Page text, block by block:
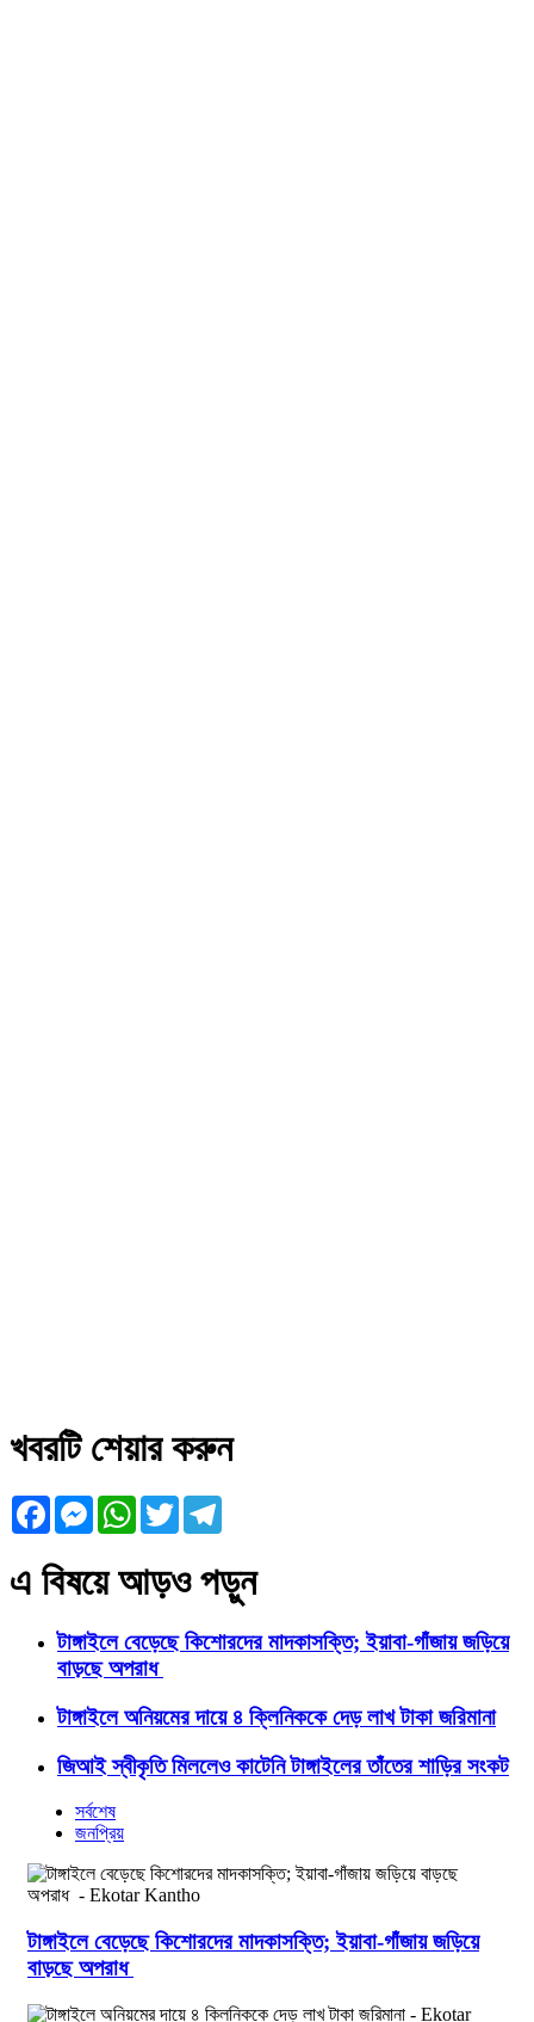
খবরটি শেয়ার করুন
FacebookMessengerWhatsApp
Twitter
এ বিষয়ে আড়ও পড়ুন
টাঙ্গাইলে বেড়েছে কিশোরদের মাদকাসক্তি; ইয়াবা-গাঁজায় জড়িয়ে
বাড়ছে অপরাধ
টাঙ্গাইলে অনিয়মের দায়ে ৪ ক্লিনিককে দেড় লাখ টাকা জরিমানা
জিআই স্বীকৃতি মিললেও কাটেনি টাঙ্গাইলের তাঁতের শাড়ির সংকট
সর্বশেষ
জনপ্রিয়
টাঙ্গাইলে বেড়েছে কিশোরদের মাদকাসক্তি; ইয়াবা-গাঁজায় জড়িয়ে
বাড়ছে অপরাধ